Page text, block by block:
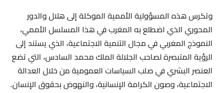
وتكرس هذه المسؤولية الأممية الموكلة إلى هلال والدور
المحوري الذي اضطلع به المغرب في هذا المسلسل الأممي،
النموذج المغربي في مجال التنمية الاجتماعية، الذي يستند إلى
الرؤية المتبصرة لصاحب الجلالة الملك محمد السادس، التي تضع
العنصر البشري في صلب السياسات العمومية من خلال العدالة
الاجتماعية، وصون الكرامة الإنسانية، والنهوض بحقوق الإنسان.